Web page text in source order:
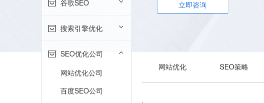
立即咨询
谷歌SEO
搜索引擎优化
SEO优化公司
网站优化公司
百度SEO公司
网站优化 SEO策略